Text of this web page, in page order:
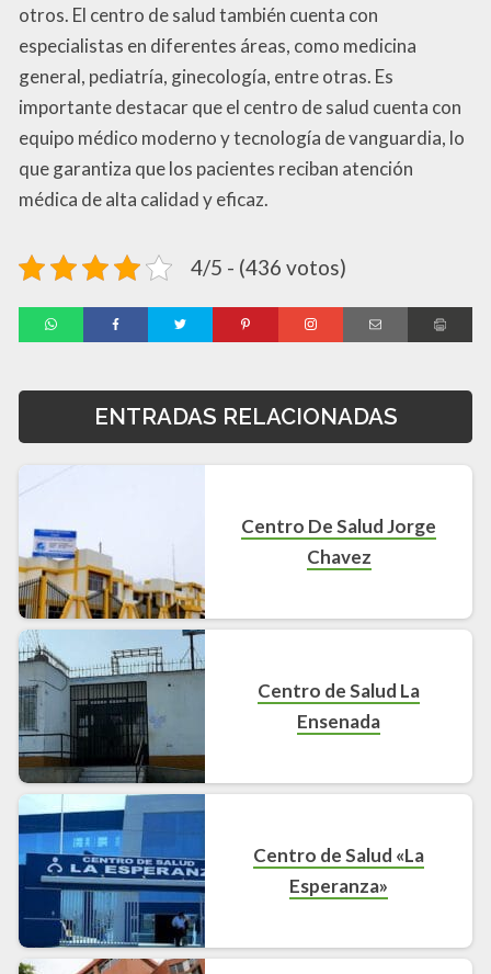
otros. El centro de salud también cuenta con
especialistas en diferentes áreas, como medicina
general, pediatría, ginecología, entre otras. Es
importante destacar que el centro de salud cuenta con
equipo médico moderno y tecnología de vanguardia, lo
que garantiza que los pacientes reciban atención
médica de alta calidad y eficaz.
4/5 - (436 votos)
ENTRADAS RELACIONADAS
Centro De Salud Jorge
Chavez
Centro de Salud La
Ensenada
Centro de Salud «La
Esperanza»